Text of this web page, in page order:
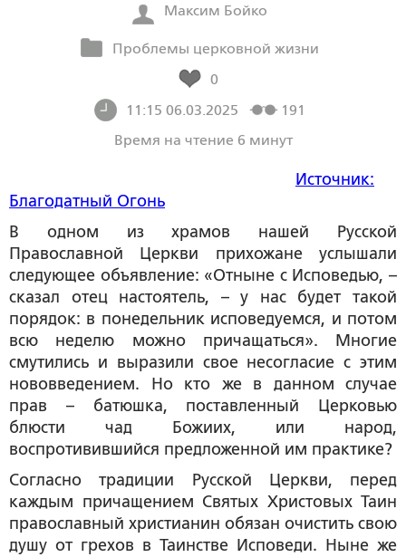
Максим Бойко
Проблемы церковной жизни
0
11:15 06.03.2025
191
Время на чтение 6 минут
Источник:
Благодатный Огонь
В одном из храмов нашей Русской
Православной Церкви прихожане услышали
следующее объявление: «Отныне с Исповедью, –
сказал отец настоятель, – у нас будет такой
порядок: в понедельник исповедуемся, и потом
всю неделю можно причащаться». Многие
смутились и выразили свое несогласие с этим
нововведением. Но кто же в данном случае
прав – батюшка, поставленный Церковью
блюсти чад Божиих, или народ,
воспротивившийся предложенной им практике?
Согласно традиции Русской Церкви, перед
каждым причащением Святых Христовых Таин
православный христианин обязан очистить свою
душу от грехов в Таинстве Исповеди. Ныне же